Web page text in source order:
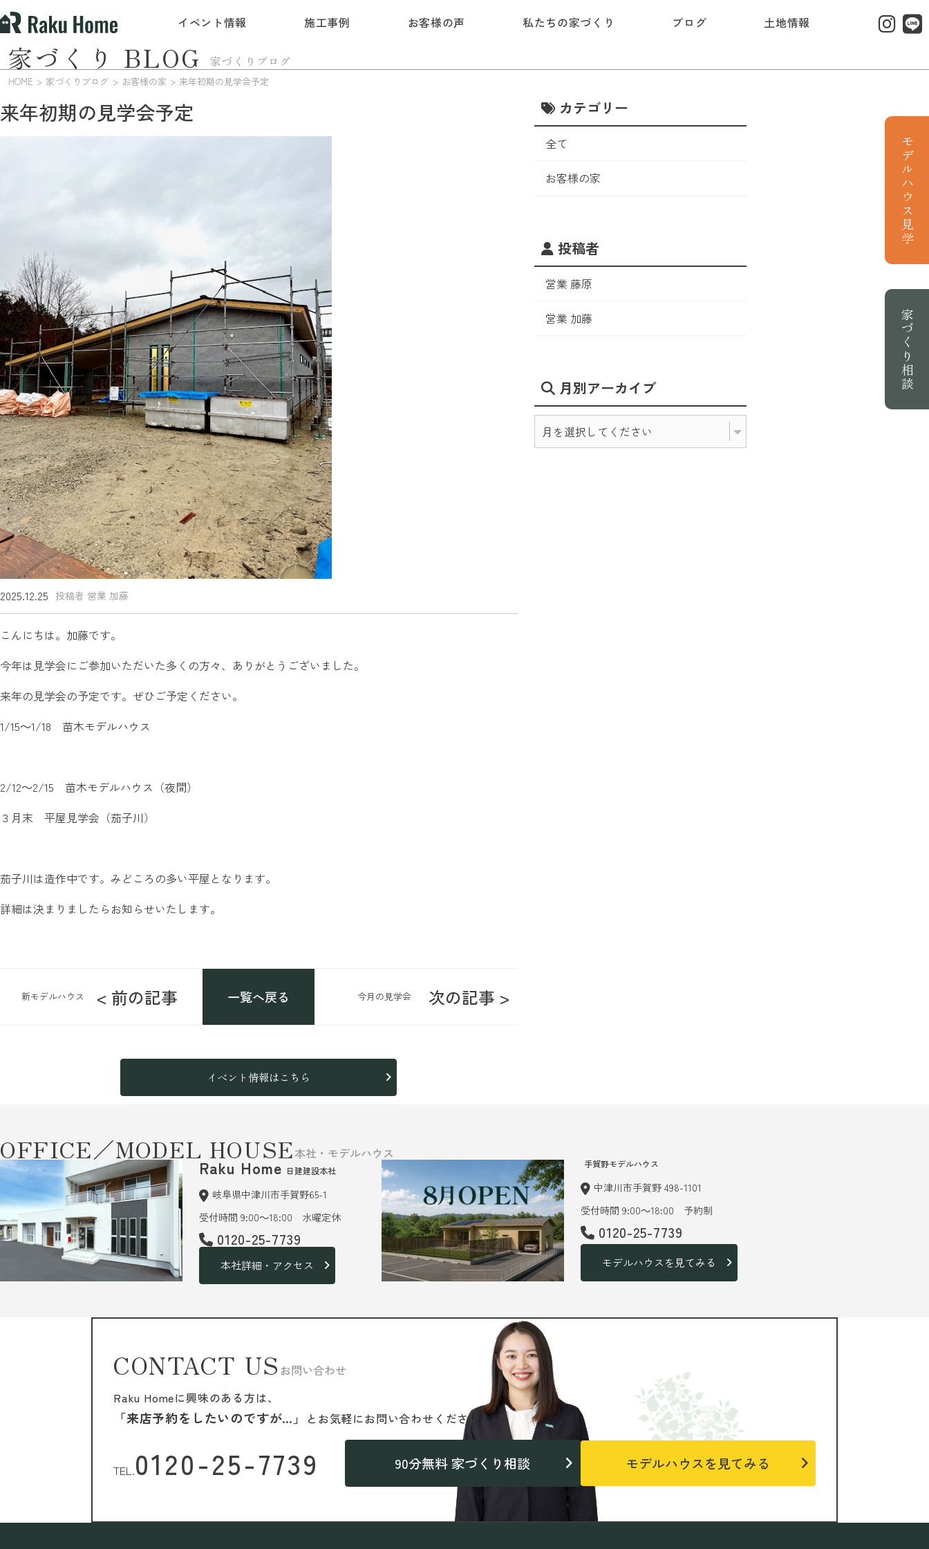
イベント情報 施工事例 お客様の声 私たちの家づくり ブログ 土地情報
家づくりブログ
家づくり BLOG
HOME 家づくりブログ お客様の家 来年初期の見学会予定
来年初期の見学会予定
2025.12.25 投稿者 営業 加藤
こんにちは。加藤です。
今年は見学会にご参加いただいた多くの方々、ありがとうございました。
来年の見学会の予定です。ぜひご予定ください。
1/15～1/18 苗木モデルハウス
2/12～2/15 苗木モデルハウス（夜間）
３月末 平屋見学会（茄子川）
茄子川は造作中です。みどころの多い平屋となります。
詳細は決まりましたらお知らせいたします。
< 前の記事
新モデルハウス 一覧へ戻る 今月の見学会 次の記事 >
イベント情報はこちら
カテゴリー
全て
お客様の家
投稿者
営業 藤原
営業 加藤
月別アーカイブ
OFFICE／MODEL HOUSE本社・モデルハウス
Raku Home 日建建設本社
岐阜県中津川市手賀野65-1
受付時間 9:00～18:00 水曜定休
0120-25-7739
本社詳細・アクセス
手賀野モデルハウス
中津川市手賀野 498-1101
受付時間 9:00～18:00 予約制
0120-25-7739
モデルハウスを見てみる
CONTACT US お問い合わせ
Raku Homeに興味のある方は、
「来店予約をしたいのですが…」 と お気軽にお問い合わせください。
TEL.0120-25-7739 90分無料 家づくり相談 モデルハウスを見てみる
モデルハウス見学
家づくり相談